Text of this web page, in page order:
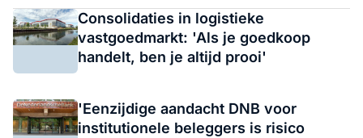
Consolidaties in logistieke
vastgoedmarkt: 'Als je goedkoop
handelt, ben je altijd prooi'
'Eenzijdige aandacht DNB voor
institutionele beleggers is risico